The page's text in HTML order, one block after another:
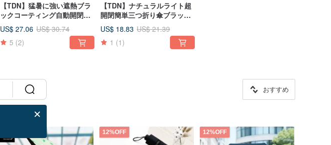
【TDN】猛暑に強い遮熱ブラ
ックコーティング自動開閉傘
- 超大型 UV カット晴雨兼用傘
US$ 27.06 US$ 30.74
5 (2)
【TDN】ナチュラルライト超
開閉簡単三つ折り傘ブラック
紫外線防止晴天傘（星空ブル
ー）
US$ 18.83 US$ 21.39
1 (1)
おすすめ
12%OFF 12%OFF